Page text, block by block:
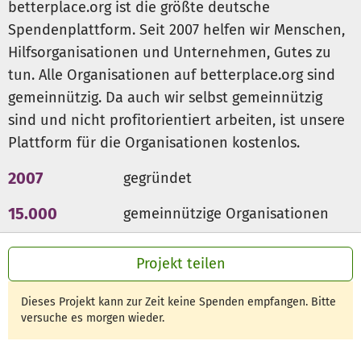
Projekt teilen
Dieses Projekt kann zur Zeit keine Spenden empfangen. Bitte
versuche es morgen wieder.
betterplace.org ist die größte deutsche
Spendenplattform. Seit 2007 helfen wir Menschen,
Hilfsorganisationen und Unternehmen, Gutes zu
tun. Alle Organisationen auf betterplace.org sind
gemeinnützig. Da auch wir selbst gemeinnützig
sind und nicht profitorientiert arbeiten, ist unsere
Plattform für die Organisationen kostenlos.
2007 gegründet
15.000 gemeinnützige Organisationen
300 Mio € für den guten Zweck